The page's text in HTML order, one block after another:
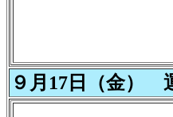
９月17日（金）